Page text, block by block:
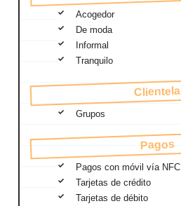
Acogedor
De moda
Informal
Tranquilo
Clientela
Grupos
Pagos
Pagos con móvil vía NFC
Tarjetas de crédito
Tarjetas de débito